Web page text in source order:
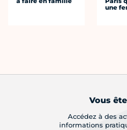
une
Vous
Accédez à des
informations